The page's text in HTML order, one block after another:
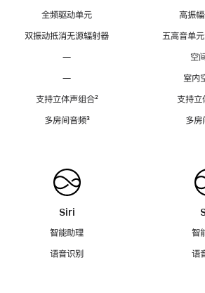
全频驱动单元
双振动抵消无源辐射器
—
—
支持立体声组合脚
²
多房间音频脚
³
Siri
智能助理
语音识别
高振
五高音单
空
室内
支持立
多房
智
语